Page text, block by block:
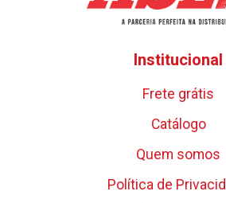
Institucional
Frete grátis
Catálogo
Quem somos
Política de